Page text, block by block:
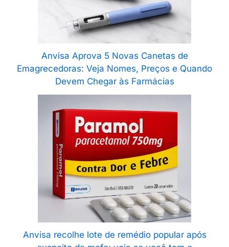
Anvisa Aprova 5 Novas Canetas de
Emagrecedoras: Veja Nomes, Preços e Quando
Devem Chegar às Farmácias
Anvisa recolhe lote de remédio popular após